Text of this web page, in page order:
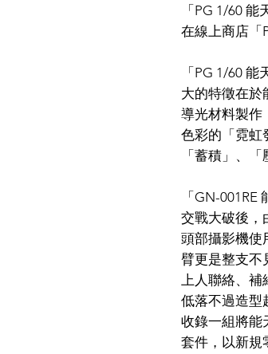
「PG 1/60
在線上商店「
「PG 1/60
大的特徵在於
導光材料製作
色彩的「霓虹
「蓄積」、
「GN-
交戰大破後，
頭部攝影機使
臂更是整支不
上人聯絡、補
低落不過造型
收錄一組將能
套件，以新規